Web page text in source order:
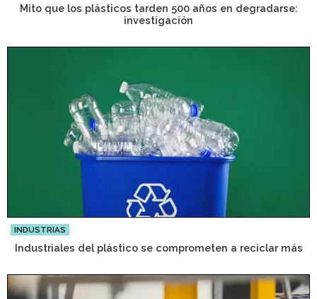
Mito que los plásticos tarden 500 años en degradarse:
investigación
INDUSTRIAS
Industriales del plástico se comprometen a reciclar más